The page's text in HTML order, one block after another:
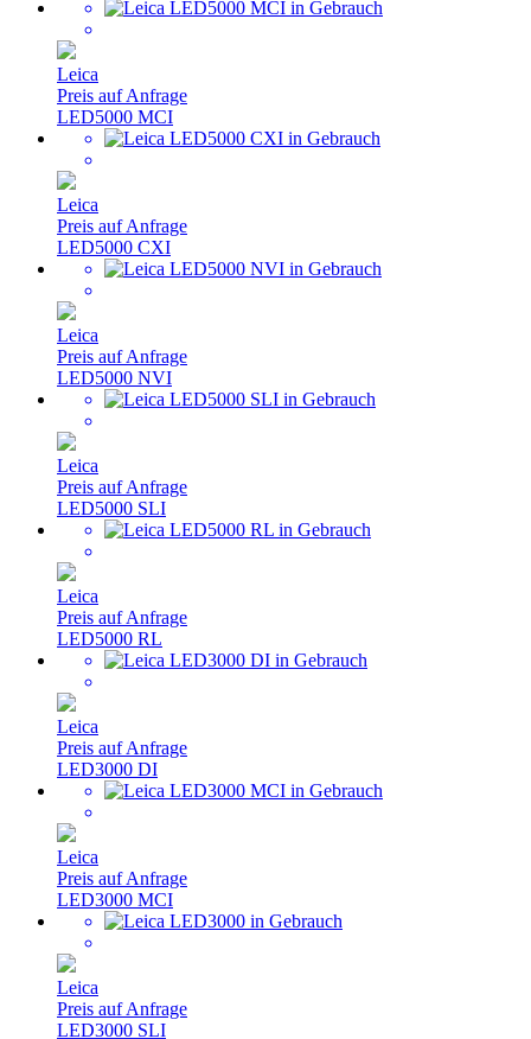
Leica
Preis auf Anfrage
LED5000 MCI
Leica
Preis auf Anfrage
LED5000 CXI
Leica
Preis auf Anfrage
LED5000 NVI
Leica
Preis auf Anfrage
LED5000 SLI
Leica
Preis auf Anfrage
LED5000 RL
Leica
Preis auf Anfrage
LED3000 DI
Leica
Preis auf Anfrage
LED3000 MCI
Leica
Preis auf Anfrage
LED3000 SLI